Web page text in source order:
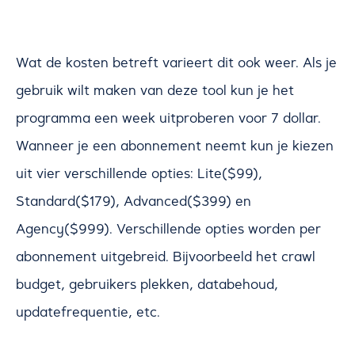
Wat de kosten betreft varieert dit ook weer. Als je
gebruik wilt maken van deze tool kun je het
programma een week uitproberen voor 7 dollar.
Wanneer je een abonnement neemt kun je kiezen
uit vier verschillende opties: Lite($99),
Standard($179), Advanced($399) en
Agency($999). Verschillende opties worden per
abonnement uitgebreid. Bijvoorbeeld het crawl
budget, gebruikers plekken, databehoud,
updatefrequentie, etc.